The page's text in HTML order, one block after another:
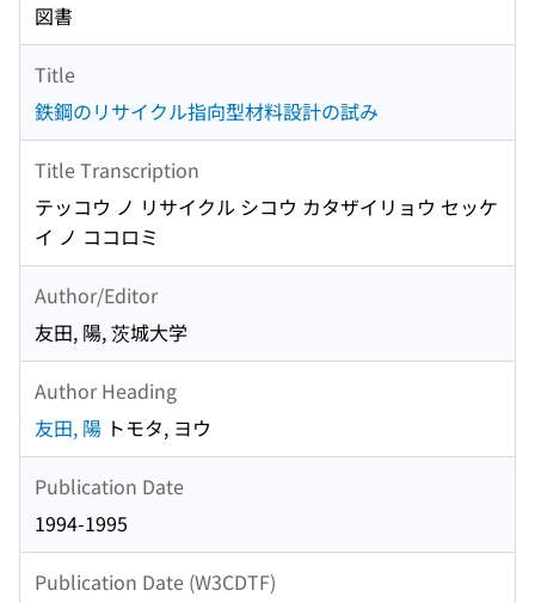
図書
Title
鉄鋼のリサイクル指向型材料設計の試み
Title Transcription
テッコウ ノ リサイクル シコウ カタザイリョウ セッケ
イ ノ ココロミ
Author/Editor
友田, 陽, 茨城大学
Author Heading
友田, 陽 トモタ, ヨウ
Publication Date
1994-1995
Publication Date (W3CDTF)